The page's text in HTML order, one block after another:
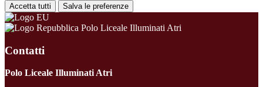
Accetta tutti Salva le preferenze
Polo Liceale Illuminati Atri
Contatti
Polo Liceale Illuminati Atri